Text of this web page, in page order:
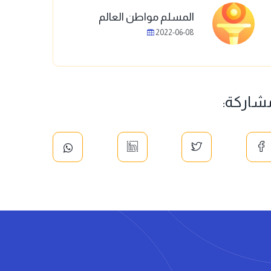
المسلم مواطن العالم
2022-06-08